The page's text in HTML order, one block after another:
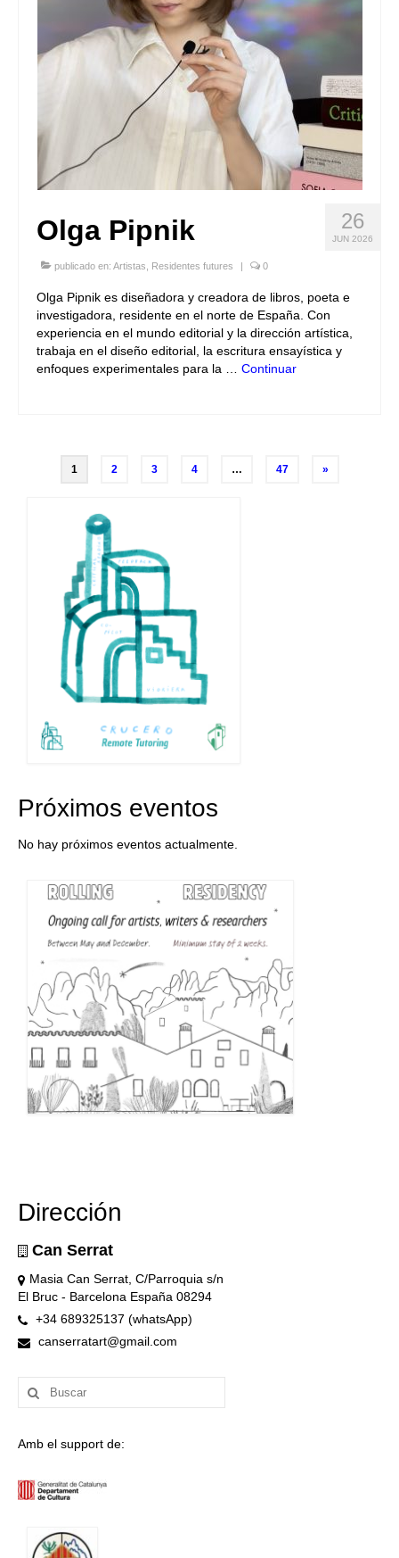
26
JUN 2026
Olga Pipnik
publicado en: Artistas Residentes futures | 0
Olga Pipnik es diseñadora y creadora de libros, poeta e
investigadora, residente en el norte de España. Con
experiencia en el mundo editorial y la dirección artística,
trabaja en el diseño editorial, la escritura ensayística y
enfoques experimentales para la … Continuar
Navegación
entradas
1 2 3 4 … 47 »
Próximos eventos
No hay próximos eventos actualmente.
Dirección
Can Serrat
Masia Can Serrat, C/Parroquia s/n
El Bruc - Barcelona España 08294
+34 689325137 (whatsApp)
canserratart@gmail.com
Buscar
por:
Amb el support de: